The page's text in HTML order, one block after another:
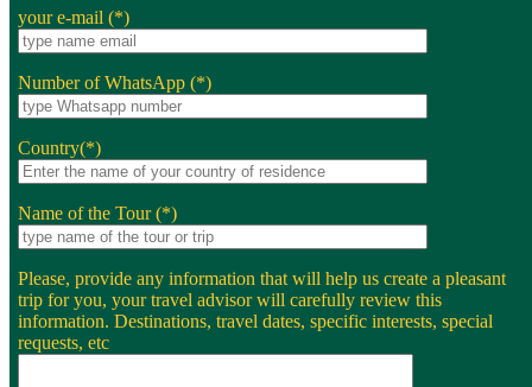
your e-mail (*)
Number of WhatsApp (*)
Country(*)
Name of the Tour (*)
Please, provide any information that will help us create a pleasant
trip for you, your travel advisor will carefully review this
information. Destinations, travel dates, specific interests, special
requests, etc